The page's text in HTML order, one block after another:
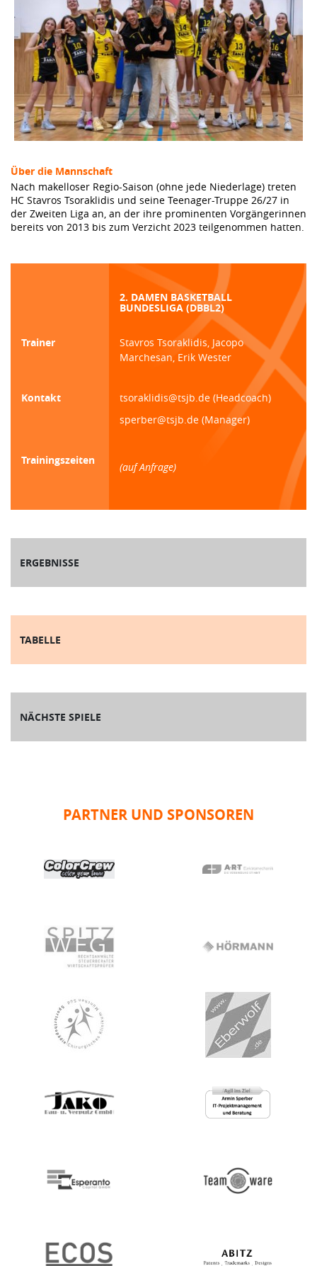
Über die Mannschaft
Nach makelloser Regio-Saison (ohne jede Niederlage) treten
HC Stavros Tsoraklidis und seine Teenager-Truppe 26/27 in
der Zweiten Liga an, an der ihre prominenten Vorgängerinnen
bereits von 2013 bis zum Verzicht 2023 teilgenommen hatten.
2. DAMEN BASKETBALL
BUNDESLIGA (DBBL2)
Trainer
Stavros Tsoraklidis, Jacopo
Marchesan, Erik Wester
Kontakt
tsoraklidis@tsjb.de (Headcoach)
sperber@tsjb.de (Manager)
Trainingszeiten
(auf Anfrage)
ERGEBNISSE
TABELLE
NÄCHSTE SPIELE
PARTNER UND SPONSOREN